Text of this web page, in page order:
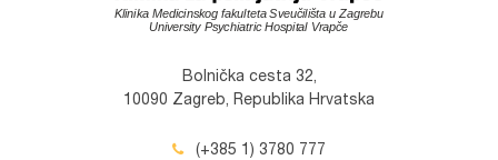
Bolnička cesta 32,
10090 Zagreb, Republika Hrvatska
(+385 1) 3780 777